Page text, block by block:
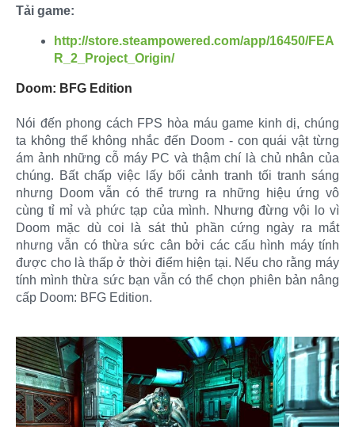
Tải game:
http://store.steampowered.com/app/16450/FEA
R_2_Project_Origin/
Doom: BFG Edition
Nói đến phong cách FPS hòa máu game kinh dị, chúng
ta không thể không nhắc đến Doom - con quái vật từng
ám ảnh những cỗ máy PC và thậm chí là chủ nhân của
chúng. Bất chấp việc lấy bối cảnh tranh tối tranh sáng
nhưng Doom vẫn có thể trưng ra những hiệu ứng vô
cùng tỉ mỉ và phức tạp của mình. Nhưng đừng vội lo vì
Doom mặc dù coi là sát thủ phần cứng ngày ra mắt
nhưng vẫn có thừa sức cân bởi các cấu hình máy tính
được cho là thấp ở thời điểm hiện tại. Nếu cho rằng máy
tính mình thừa sức bạn vẫn có thể chọn phiên bản nâng
cấp Doom: BFG Edition.